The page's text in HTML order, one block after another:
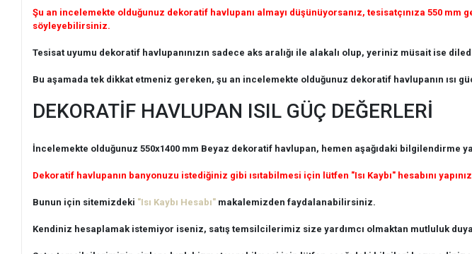
Şu an incelemekte olduğunuz dekoratif havlupanı almayı düşünüyorsanız, tesisatçınıza 550
söyleyebilirsiniz.
Tesisat uyumu dekoratif havlupanınızın sadece aks aralığı ile alakalı olup, yeriniz müsait ise
Bu aşamada tek dikkat etmeniz gereken, şu an incelemekte olduğunuz dekoratif havlupanın ısı
DEKORATİF HAVLUPAN ISIL GÜÇ DEĞERLERİ
İncelemekte olduğunuz 550x1400 mm Beyaz dekoratif havlupan, hemen aşağıdaki bilgilendirme
Dekoratif havlupanın banyonuzu istediğiniz gibi ısıtabilmesi için lütfen "Isı Kaybı" hesabını
Bunun için sitemizdeki "Isı Kaybı Hesabı" makalemizden faydalanabilirsiniz.
Kendiniz hesaplamak istemiyor iseniz, satış temsilcilerimiz size yardımcı olmaktan mutluluk